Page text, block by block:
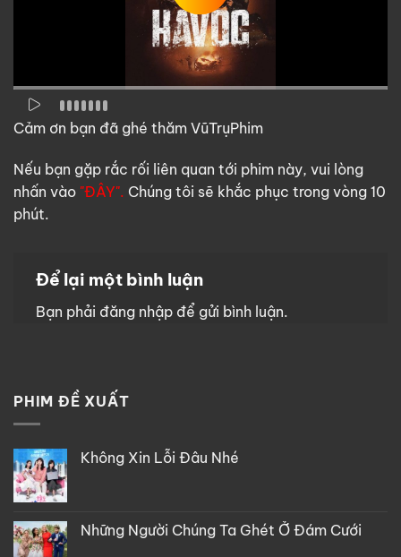
Cảm ơn bạn đã ghé thăm VũTrụPhim
Nếu bạn gặp rắc rối liên quan tới phim này, vui lòng
nhấn vào "ĐÂY". Chúng tôi sẽ khắc phục trong vòng 10
phút.
Để lại một bình luận
Bạn phải đăng nhập để gửi bình luận.
PHIM ĐỀ XUẤT
Không Xin Lỗi Đâu Nhé
Những Người Chúng Ta Ghét Ở Đám Cưới